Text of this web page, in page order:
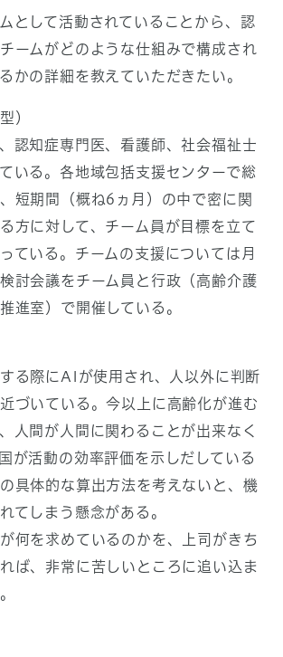
として活動されていることから、認
ームがどのような仕組みで構成され
かの詳細を教えていただきたい。
）
認知症専門医、看護師、社会福祉士
いる。各地域包括支援センターで総
短期間（概ね6ヵ月）の中で密に関
方に対して、チーム員が目標を立て
ている。チームの支援については月
討会議をチーム員と行政（高齢介護
進室）で開催している。
る際にAIが使用され、人以外に判断
づいている。今以上に高齢化が進む
人間が人間に関わることが出来なく
が活動の効率評価を示しだしている
具体的な算出方法を考えないと、機
てしまう懸念がある。
何を求めているのかを、上司がきち
ば、非常に苦しいところに追い込ま